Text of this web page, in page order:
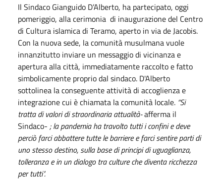
Il Sindaco Gianguido D’Alberto, ha partecipato, oggi
pomeriggio, alla cerimonia di inaugurazione del Centro
di Cultura islamica di Teramo, aperto in via de Jacobis.
Con la nuova sede, la comunità musulmana vuole
innanzitutto inviare un messaggio di vicinanza e
apertura alla città, immediatamente raccolto e fatto
simbolicamente proprio dal sindaco. D'Alberto
sottolinea la conseguente attività di accoglienza e
integrazione cui è chiamata la comunità locale. “Si
tratta di valori di straordinaria attualità-afferma il
Sindaco- ; la pandemia ha travolto tutti i confini e deve
perciò farci abbattere tutte le barriere e farci sentire parti di
uno stesso destino, sulla base di principi di uguaglianza,
tolleranza e in un dialogo tra culture che diventa ricchezza
per tutti".